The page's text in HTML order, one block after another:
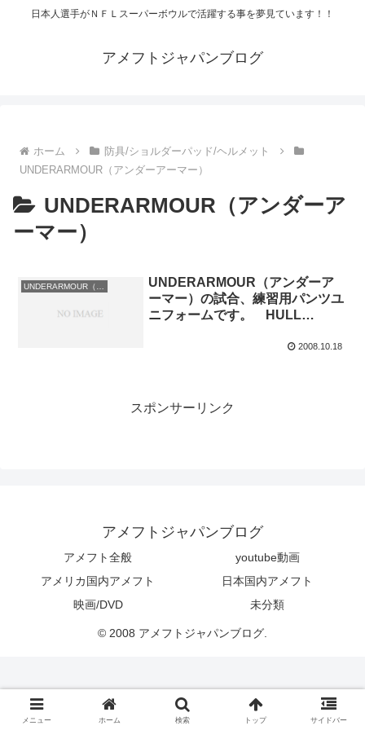
日本人選手がＮＦＬスーパーボウルで活躍する事を夢見ています！！
アメフトジャパンブログ
ホーム
防具/ショルダーパッド/ヘルメット
UNDERARMOUR（アンダーアーマー）
UNDERARMOUR（アンダーア
ーマー）
UNDERARMOUR（アンダーアーマー）
UNDERARMOUR（アンダーア
ーマー）の試合、練習用パンツユ
ニフォームです。 HULL
2008.10.18
スポンサーリンク
アメフトジャパンブログ
アメフト全般
youtube動画
アメリカ国内アメフト
日本国内アメフト
映画/DVD
未分類
© 2008 アメフトジャパンブログ.
メニュー ホーム 検索 トップ サイドバー